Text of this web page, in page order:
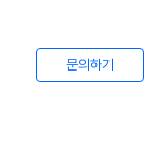
문의하기